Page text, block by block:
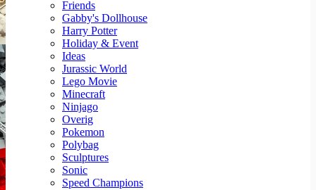
Friends
Gabby's Dollhouse
Harry Potter
Holiday & Event
Ideas
Jurassic World
Lego Movie
Minecraft
Ninjago
Overig
Pokemon
Polybag
Sculptures
Sonic
Speed Champions